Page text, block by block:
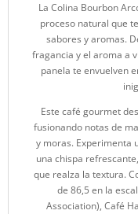
La Colina Bourbon
proceso natural que
sabores y aromas.
fragancia y el aroma a
panela te envuelven
Este café gourmet
fusionando notas de
y moras. Experimenta
una chispa
que realza la textura.
de 86,5 en la
Association), Café